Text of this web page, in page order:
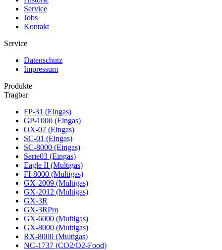
Service
Jobs
Kontakt
Service
Datenschutz
Impressum
Produkte
Tragbar
FP-31 (Eingas)
GP-1000 (Eingas)
OX-07 (Eingas)
SC-01 (Eingas)
SC-8000 (Eingas)
Serie03 (Eingas)
Eagle II (Multigas)
FI-8000 (Multigas)
GX-2009 (Multigas)
GX-2012 (Multigas)
GX-3R
GX-3RPro
GX-6000 (Multigas)
GX-8000 (Multigas)
RX-8000 (Multigas)
NC-1737 (CO2/O2-Food)